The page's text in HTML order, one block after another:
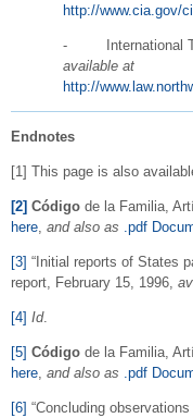
http://www.cia.gov/
- International
available at
http://
Endnotes
[1] This page is also
[2] Código de la Familia,
here, and also as .pdf
[3] “Initial reports of States
report, February 15, 1996,
[4] Id.
[5] Código de la Familia,
here, and also as .pdf
[6] “Concluding